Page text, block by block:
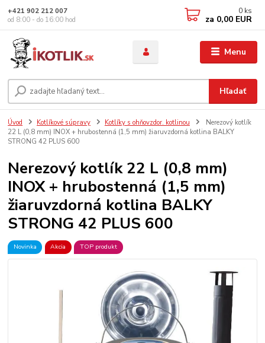
Menu
Hľadať
+421 902 212 007
od 8:00 - do 16:00 hod
0 ks
za 0,00 EUR
Úvod Kotlíkové súpravy Kotlíky s ohňovzdor. kotlinou
Nerezový kotlík
22 L (0,8 mm) INOX + hrubostenná (1,5 mm) žiaruvzdorná kotlina BALKY
STRONG 42 PLUS 600
Nerezový kotlík 22 L (0,8 mm)
INOX + hrubostenná (1,5 mm)
žiaruvzdorná kotlina BALKY
STRONG 42 PLUS 600
Novinka Akcia TOP produkt